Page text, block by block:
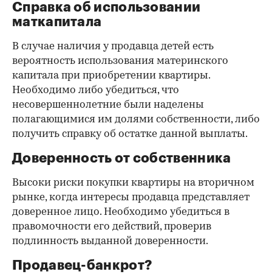
Справка об использовании
маткапитала
В случае наличия у продавца детей есть
вероятность использования материнского
капитала при приобретении квартиры.
Необходимо либо убедиться, что
несовершеннолетние были наделены
полагающимися им долями собственности, либо
получить справку об остатке данной выплаты.
Доверенность от собственника
Высоки риски покупки квартиры на вторичном
рынке, когда интересы продавца представляет
доверенное лицо. Необходимо убедиться в
правомочности его действий, проверив
подлинность выданной доверенности.
Продавец-банкрот?